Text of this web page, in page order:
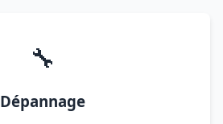
🔧
Dépannage